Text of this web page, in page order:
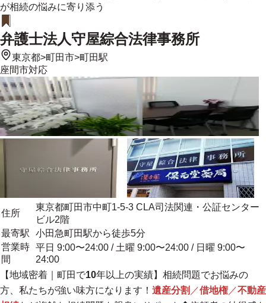
が相続の悩みに寄り添う
弁護士法人守屋綜合法律事務所
東京都>町田市>町田駅
座間市対応
住所
東京都町田市中町1-5-3 CLA司法関連・公証センター
ビル2階
最寄駅
小田急町田駅から徒歩5分
営業時
間
平日 9:00〜24:00 / 土曜 9:00〜24:00 / 日曜 9:00〜
24:00
【地域密着 ｜町田で10年以上の実績】相続問題でお悩みの
方、私たちが強い味方になります！ 遺産分割 ／借地権／不動産